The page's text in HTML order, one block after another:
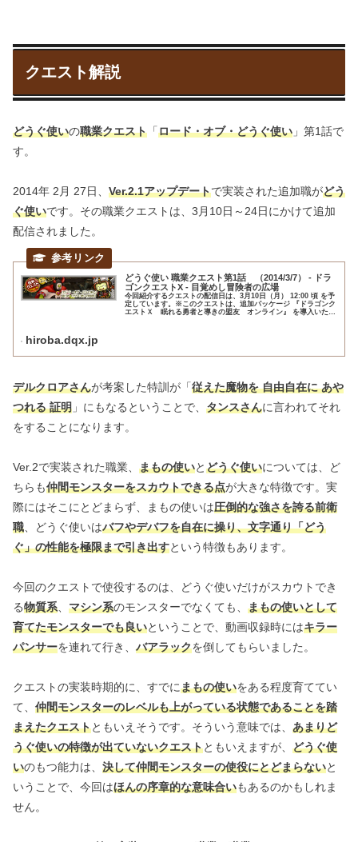
クエスト解説
どうぐ使いの職業クエスト 「ロード・オブ・どうぐ使い 」第1話で
す。
2014年 2月 27日、 Ver.2.1アップデートで実装された追加職がどう
ぐ使いです。その職業クエストは、3月10日～24日にかけて追加
配信されました。
どうぐ使い 職業クエスト第1話 （2014/3/7） - ドラ
ゴンクエストX - 目覚めし冒険者の広場
今回紹介するクエストの配信日は、3月10日（月） 12:00 頃 を予
定しています。※このクエストは、追加パッケージ 『ドラゴンク
エストＸ 眠れる勇者と導きの盟友 オンライン』 を導入いただ
hiroba.dqx.jp
デルクロアさんが考案した特訓が「従えた魔物を 自由自在に あや
つれる 証明 」にもなるということで、 タンスさんに言われてそれ
をすることになります。
Ver.2で実装された職業、 まもの使いとどうぐ使いについては、ど
ちらも仲間モンスターをスカウトできる点が大きな特徴です。実
際にはそこにとどまらず、まもの使いは圧倒的な強さを誇る前衛
職 、どうぐ使いはバフやデバフを自在に操り、文字通り「どう
ぐ」の性能を極限まで引き出すという特徴もあります。
今回のクエストで使役するのは、どうぐ使いだけがスカウトでき
る物質系 マシン系のモンスターでなくても、 まもの使いとして
育てたモンスターでも良いということで、動画収録時にはキラー
パンサーを連れて行き、 バアラックを倒してもらいました。
クエストの実装時期的に、すでにまもの使いをある程度育ててい
て、 仲間モンスターのレベルも上がっている状態であることを踏
まえたクエストともいえそうです。そういう意味では、 あまりど
うぐ使いの特徴が出ていないクエストともいえますが、 どうぐ使
いのもつ能力は、 決して仲間モンスターの使役にとどまらないと
いうことで、今回はほんの序章的な意味合いもあるのかもしれま
せん。